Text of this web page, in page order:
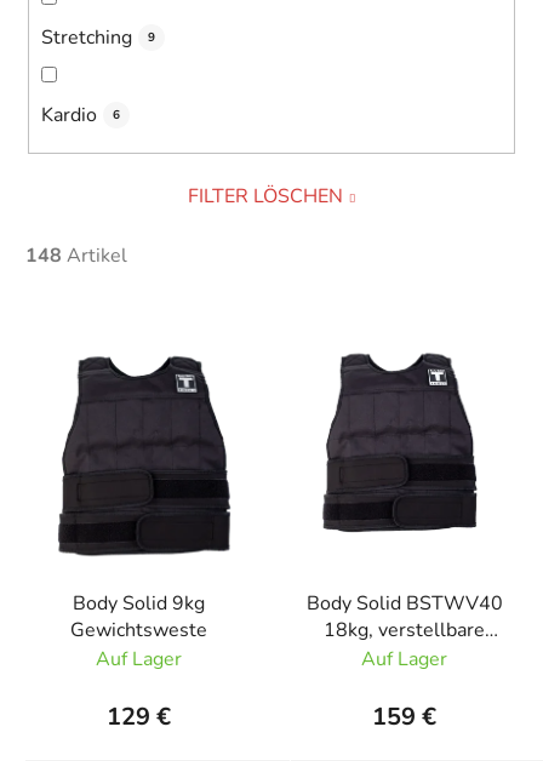
Stretching 9
Kardio 6
FILTER LÖSCHEN
148 Artikel
Body Solid 9kg
Gewichtsweste
Auf Lager
129 €
Body Solid BSTWV40
18kg, verstellbare
Gewichtsweste
Auf Lager
159 €